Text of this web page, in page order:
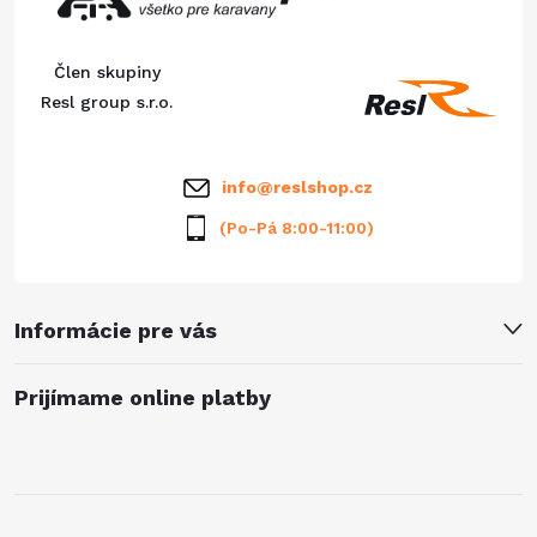
Informácie pre vás
Člen skupiny
Resl group s.r.o.
info@reslshop.cz
(Po-Pá 8:00-11:00)
Prijímame online platby